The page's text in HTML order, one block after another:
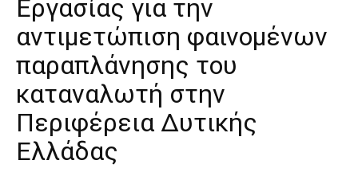
Εργασίας για την
αντιμετώπιση φαινομένων
παραπλάνησης του
καταναλωτή στην
Περιφέρεια Δυτικής
Ελλάδας